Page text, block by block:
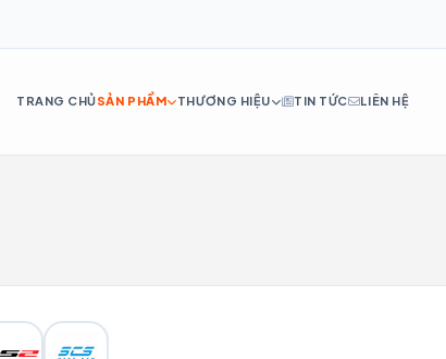
TRANG CHỦSẢN PHẨM THƯƠNG HIỆU TIN TỨC LIÊN HỆ